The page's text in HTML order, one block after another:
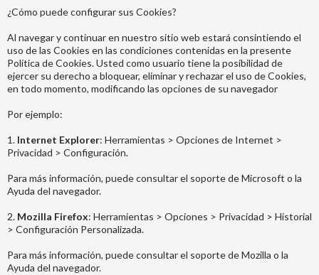
¿Cómo puede configurar sus Cookies?
Al navegar y continuar en nuestro sitio web estará consintiendo el
uso de las Cookies en las condiciones contenidas en la presente
Política de Cookies. Usted como usuario tiene la posibilidad de
ejercer su derecho a bloquear, eliminar y rechazar el uso de Cookies,
en todo momento, modificando las opciones de su navegador
Por ejemplo:
1. Internet Explorer: Herramientas > Opciones de Internet >
Privacidad > Configuración.
Para más información, puede consultar el soporte de Microsoft o la
Ayuda del navegador.
2. Mozilla Firefox: Herramientas > Opciones > Privacidad > Historial
> Configuración Personalizada.
Para más información, puede consultar el soporte de Mozilla o la
Ayuda del navegador.